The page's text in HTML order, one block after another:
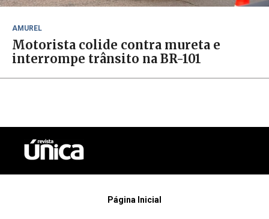
AMUREL
Motorista colide contra mureta e
interrompe trânsito na BR-101
Página Inicial